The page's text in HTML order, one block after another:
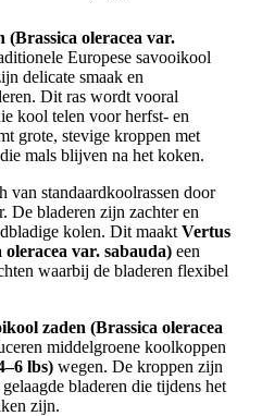
(Brassica oleracea var.
Europese savooikool
delicate smaak en
Dit ras wordt vooral
kool telen voor herfst- en
grote, stevige kroppen met
mals blijven na het koken.
van standaardkoolrassen door
De bladeren zijn zachter en
kolen. Dit maakt Vertus
var. sabauda) een
waarbij de bladeren flexibel
zaden (Brassica oleracea
middelgroene koolkoppen
lbs) wegen. De kroppen zijn
bladeren die tijdens het
zijn.